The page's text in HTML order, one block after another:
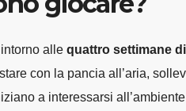
alle quattro settimane
con la pancia all’aria,
a interessarsi